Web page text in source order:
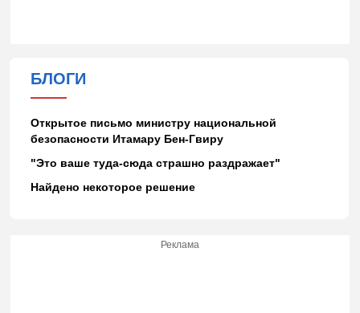
БЛОГИ
Открытое письмо министру национальной
безопасности Итамару Бен-Гвиру
"Это ваше туда-сюда страшно раздражает"
Найдено некоторое решение
Реклама